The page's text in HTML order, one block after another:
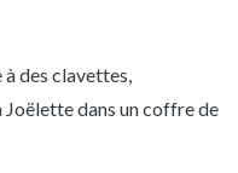
des clavettes,
dans un coffre de